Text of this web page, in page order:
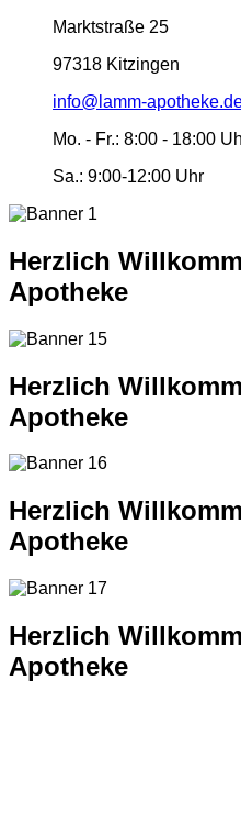
Marktstraße 25
97318 Kitzingen
info@lamm-
Mo. - Fr.: 8:00 - 18:00
Sa.: 9:00-12:00 Uhr
Herzlich
Apotheke
Herzlich
Apotheke
Herzlich
Apotheke
Herzlich
Apotheke